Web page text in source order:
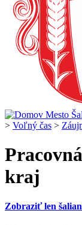
> Voľný čas >
kraj
Zobraziť len